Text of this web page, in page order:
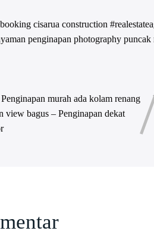
booking cisarua construction
penginapan photography puncak
murah ada kolam renang
view bagus – Penginapan dekat